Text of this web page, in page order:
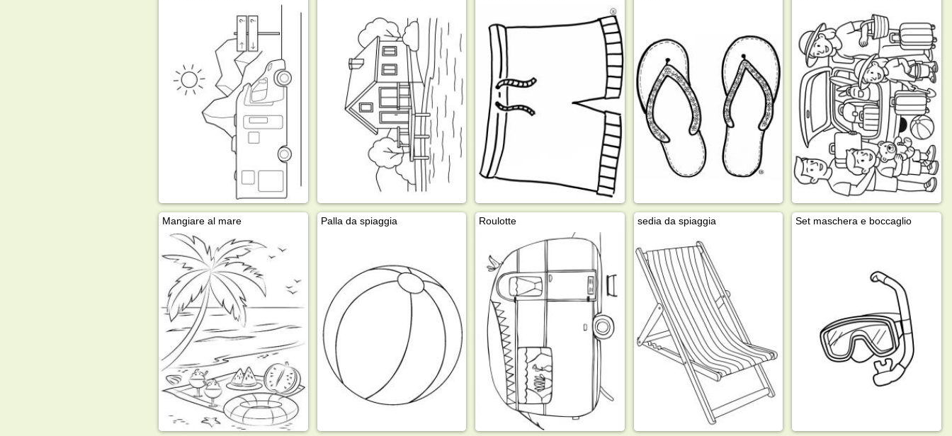
Mangiare al mare Palla da spiaggia Roulotte sedia da spiaggia Set maschera e boccaglio